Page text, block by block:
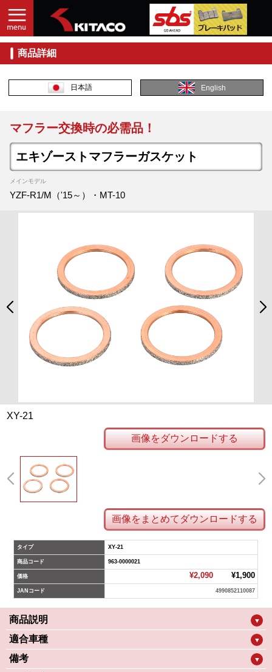
商品詳細
日本語 English
マフラー交換時の必需品！
エキゾーストマフラーガスケット
メインモデル
YZF-R1/M（'15～）・MT-10
XY-21
画像をダウンロードする
画像をまとめてダウンロードする
タイプ XY-21
商品コード 963-0000021
価格 ¥2,090¥1,900
JANコード 4990852110087
商品説明 ▼
適合車種 ▼
備考 ▼